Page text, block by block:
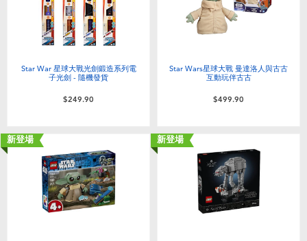
電池
Star War 星球大戰光劍鍛造系列電
子光劍 - 隨機發貨
$249.90
Star Wars星球大戰 曼達洛人與古古
互動玩伴古古
$499.90
新登場 新登場